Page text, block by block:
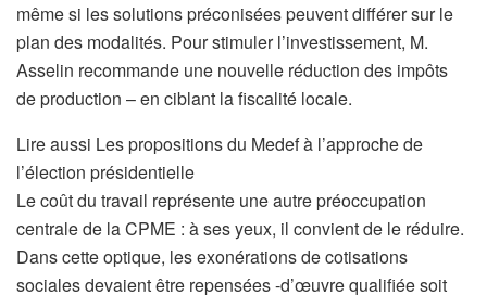
même si les solutions préconisées peuvent différer sur le
plan des modalités. Pour stimuler l’investissement, M.
Asselin recommande une nouvelle réduction des impôts
de production – en ciblant la fiscalité locale.
Lire aussi A
r
t
i
c
l
Les propositions du Medef à l’approche de
l’élection présidentielle
Le coût du travail représente une autre préoccupation
centrale de la CPME : à ses yeux, il convient de le réduire.
Dans cette optique, les exonérations de cotisations
sociales devaient être repensées -d’œuvre qualifiée soit